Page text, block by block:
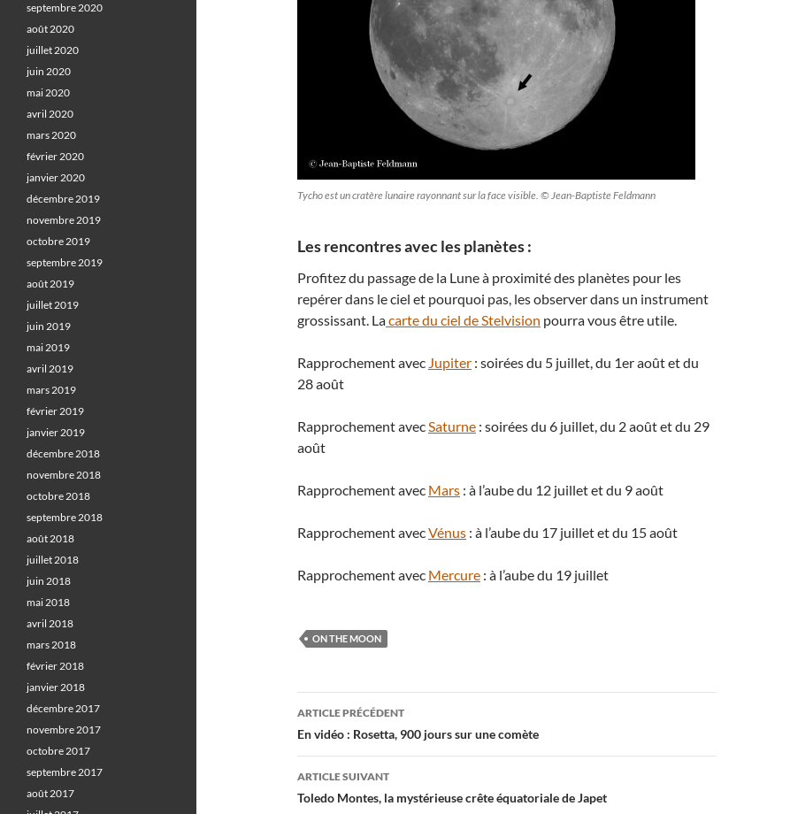
Tycho est un cratère lunaire rayonnant sur la face visible. © Jean-Baptiste Feldmann
Les rencontres avec les planètes :
Profitez du passage de la Lune à proximité des planètes pour les
repérer dans le ciel et pourquoi pas, les observer dans un instrument
grossissant. Lacarte du ciel de Stelvision pourra vous être utile.
Rapprochement avec Jupiter : soirées du 5 juillet, du 1er août et du
28 août
Rapprochement avecSaturne : soirées du 6 juillet, du 2 août et du 29
août
Rapprochement avec Mars : à l’aube du 12 juillet et du 9 août
Rapprochement avecVénus : à l’aube du 17 juillet et du 15 août
Rapprochement avec Mercure : à l’aube du 19 juillet
ON THE MOON
Navigation
des
articles
ARTICLE PRÉCÉDENT
En vidéo : Rosetta, 900 jours sur une comète
ARTICLE SUIVANT
Toledo Montes, la mystérieuse crête équatoriale de Japet
septembre 2020
août 2020
juillet 2020
juin 2020
mai 2020
avril 2020
mars 2020
février 2020
janvier 2020
décembre 2019
novembre 2019
octobre 2019
septembre 2019
août 2019
juillet 2019
juin 2019
mai 2019
avril 2019
mars 2019
février 2019
janvier 2019
décembre 2018
novembre 2018
octobre 2018
septembre 2018
août 2018
juillet 2018
juin 2018
mai 2018
avril 2018
mars 2018
février 2018
janvier 2018
décembre 2017
novembre 2017
octobre 2017
septembre 2017
août 2017